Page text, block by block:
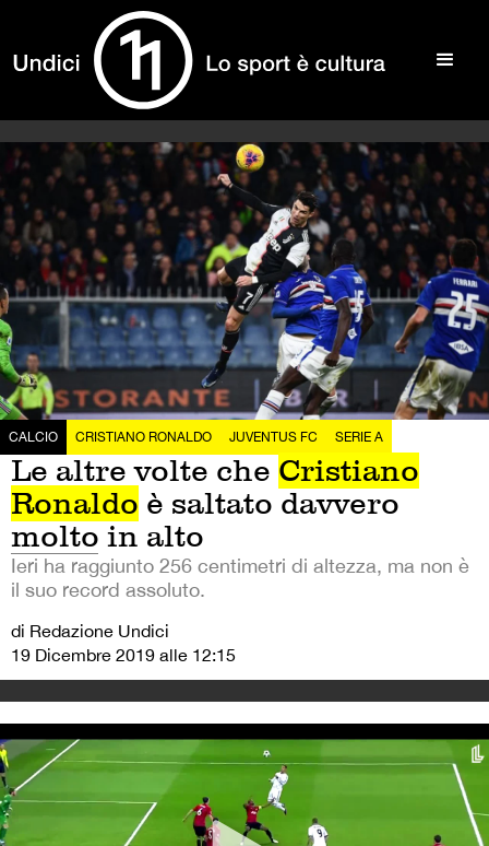
CALCIO CRISTIANO RONALDO JUVENTUS FC SERIE A
Le altre volte che Cristiano
Ronaldo è saltato davvero
molto in alto
Ieri ha raggiunto 256 centimetri di altezza, ma non è
il suo record assoluto.
di Redazione Undici
19 Dicembre 2019 alle 12:15